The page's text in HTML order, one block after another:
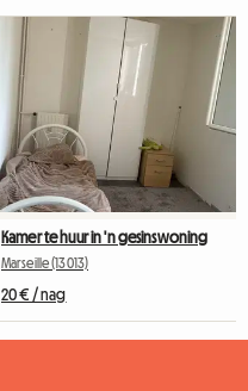
Kamer te huur in 'n gesinswoning
Marseille (13013)
20 € / nag